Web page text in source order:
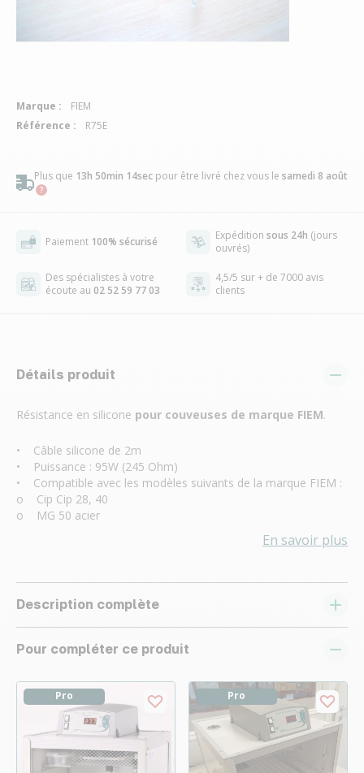
Plus que 13h 50min 14sec pour être livré chez vous le samedi 8 août
Paiement 100% sécurisé Expédition sous 24h (jours
ouvrés)
Des spécialistes à votre
écoute au 02 52 59 77 03
4,5/5 sur + de 7000 avis
clients
Détails produit
Résistance en silicone pour couveuses de marque FIEM.
• Câble silicone de 2m
• Puissance : 95W (245 Ohm)
• Compatible avec les modèles suivants de la marque FIEM :
o Cip Cip 28, 40
o MG 50 acier
En savoir plus
Description complète
Pour compléter ce produit
Pro Pro
Marque :
FIEM
Référence :
R75E